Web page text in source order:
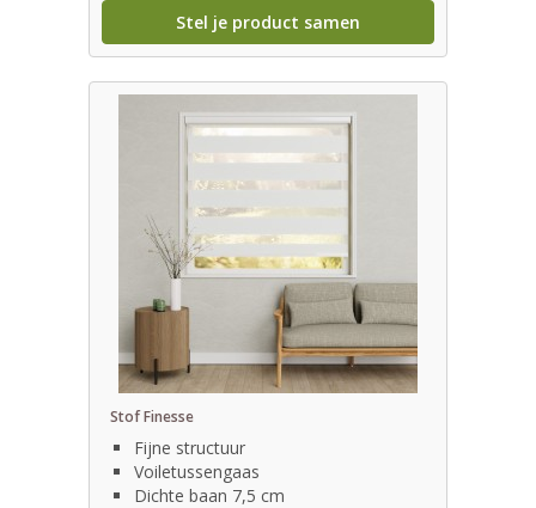
Stel je product samen
Stof Finesse
Fijne structuur
Voiletussengaas
Dichte baan 7,5 cm